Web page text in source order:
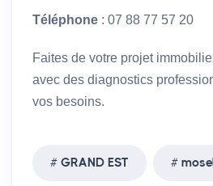
Téléphone : 07 88 77 57 20
Faites de votre projet
avec des diagnostics
vos besoins.
GRAND EST